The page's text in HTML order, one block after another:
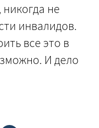
не
инвалидов.
все это в
И дело